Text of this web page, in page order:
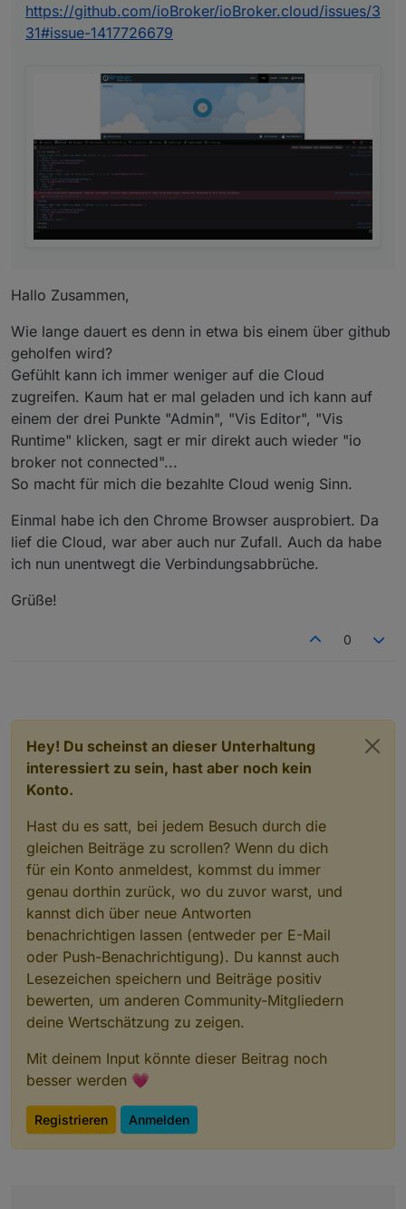
https://github.com/ioBroker/ioBroker.cloud/issues/3
31#issue-1417726679
Hallo Zusammen,
Wie lange dauert es denn in etwa bis einem über github
geholfen wird?
Gefühlt kann ich immer weniger auf die Cloud
zugreifen. Kaum hat er mal geladen und ich kann auf
einem der drei Punkte "Admin", "Vis Editor", "Vis
Runtime" klicken, sagt er mir direkt auch wieder "io
broker not connected"...
So macht für mich die bezahlte Cloud wenig Sinn.
Einmal habe ich den Chrome Browser ausprobiert. Da
lief die Cloud, war aber auch nur Zufall. Auch da habe
ich nun unentwegt die Verbindungsabbrüche.
Grüße!
0
Hey! Du scheinst an dieser Unterhaltung
interessiert zu sein, hast aber noch kein
Konto.
Hast du es satt, bei jedem Besuch durch die
gleichen Beiträge zu scrollen? Wenn du dich
für ein Konto anmeldest, kommst du immer
genau dorthin zurück, wo du zuvor warst, und
kannst dich über neue Antworten
benachrichtigen lassen (entweder per E-Mail
oder Push-Benachrichtigung). Du kannst auch
Lesezeichen speichern und Beiträge positiv
bewerten, um anderen Community-Mitgliedern
deine Wertschätzung zu zeigen.
Mit deinem Input könnte dieser Beitrag noch
besser werden 💗
Registrieren Anmelden